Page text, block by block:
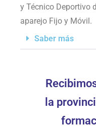
y Técnico Deportivo
aparejo Fijo y Móvil.
Saber más
la